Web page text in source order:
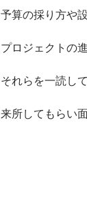
予算の採り方や
プロジェクトの
それらを一読し
来所してもらい